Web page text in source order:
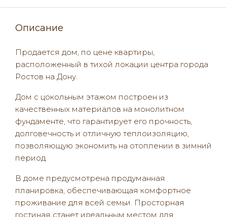
Описание
Продается дом, по цене квартиры,
расположенный в тихой локации центра города
Ростов на Дону.
Дом с цокольным этажом построен из
качественных материалов на монолитном
фундаменте, что гарантирует его прочность,
долговечность и отличную теплоизоляцию,
позволяющую экономить на отоплении в зимний
период.
В доме предусмотрена продуманная
планировка, обеспечивающая комфортное
проживание для всей семьи. Просторная
гостиная станет идеальным местом для